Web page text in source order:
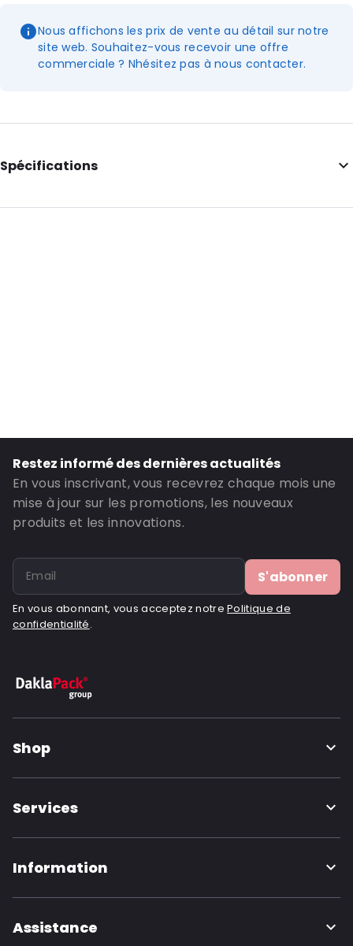
Nous affichons les prix de vente au détail sur notre
site web. Souhaitez-vous recevoir une offre
commerciale ? Nhésitez pas à nous contacter.
Spécifications
Informations complémentaires: Ligne de perforation, coins
ID de commande: 3932
Restez informé des dernières actualités
En vous inscrivant, vous recevrez chaque mois une
mise à jour sur les promotions, les nouveaux
produits et les innovations.
S'abonner
En vous abonnant, vous acceptez notrePolitique de
confidentialité.
Shop
Services
Information
Assistance